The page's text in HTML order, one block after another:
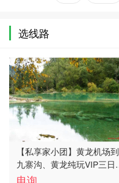
选线路
【私享家小团】黄龙机场到
九寨沟、黄龙纯玩VIP三日
游、九寨沟飞机团多少钱、